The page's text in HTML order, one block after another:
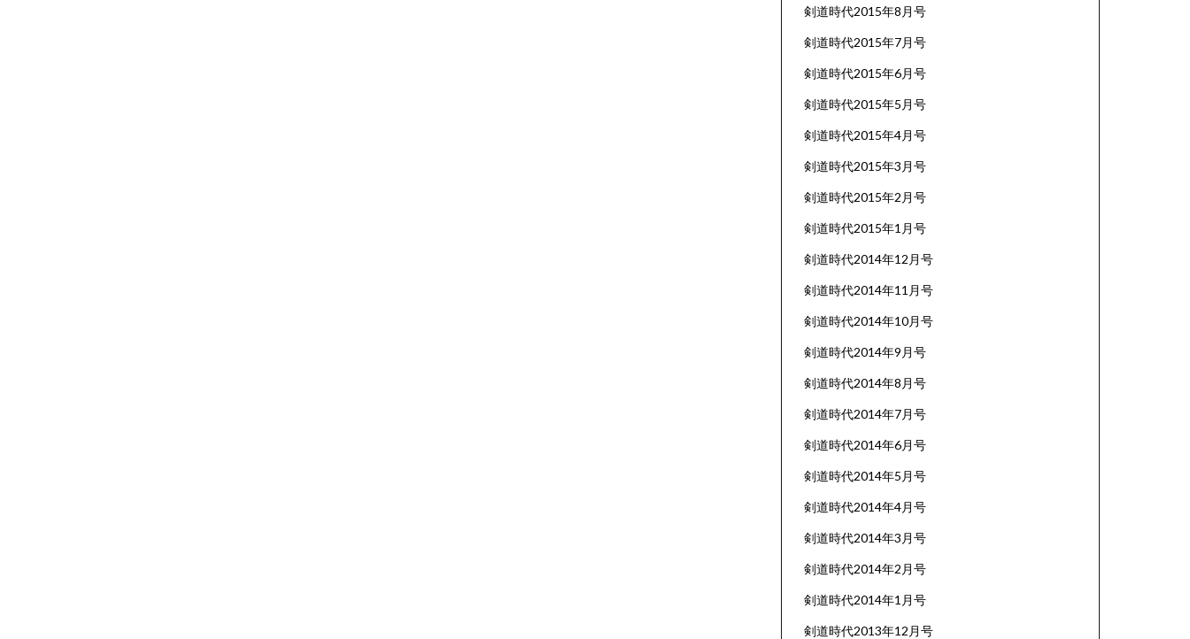
剣道時代2015年8月号
剣道時代2015年7月号
剣道時代2015年6月号
剣道時代2015年5月号
剣道時代2015年4月号
剣道時代2015年3月号
剣道時代2015年2月号
剣道時代2015年1月号
剣道時代2014年12月号
剣道時代2014年11月号
剣道時代2014年10月号
剣道時代2014年9月号
剣道時代2014年8月号
剣道時代2014年7月号
剣道時代2014年6月号
剣道時代2014年5月号
剣道時代2014年4月号
剣道時代2014年3月号
剣道時代2014年2月号
剣道時代2014年1月号
剣道時代2013年12月号